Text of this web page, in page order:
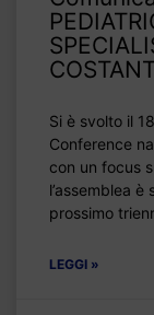
Si è svolto il
Conference
con un focus
l’assemblea
prossimo
LEGGI »